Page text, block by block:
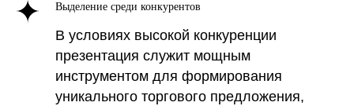
Выделение среди конкурентов
В условиях высокой конкуренции
презентация служит мощным
инструментом для формирования
уникального торгового предложения,